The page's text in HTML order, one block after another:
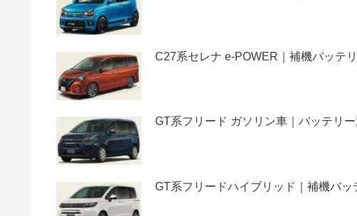
C27系セレナ e-POWER｜補機バッテ
GT系フリード ガソリン車｜バッテリ
GT系フリードハイブリッド｜補機バ